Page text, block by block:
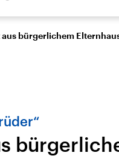
Wissen
aus bürgerlichem